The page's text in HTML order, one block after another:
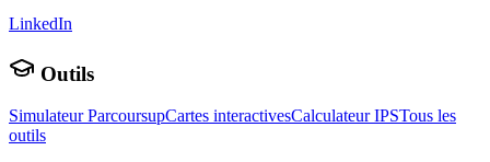
LinkedIn
Outils
Simulateur ParcoursupCartes interactivesCalculateur IPSTous les
outils